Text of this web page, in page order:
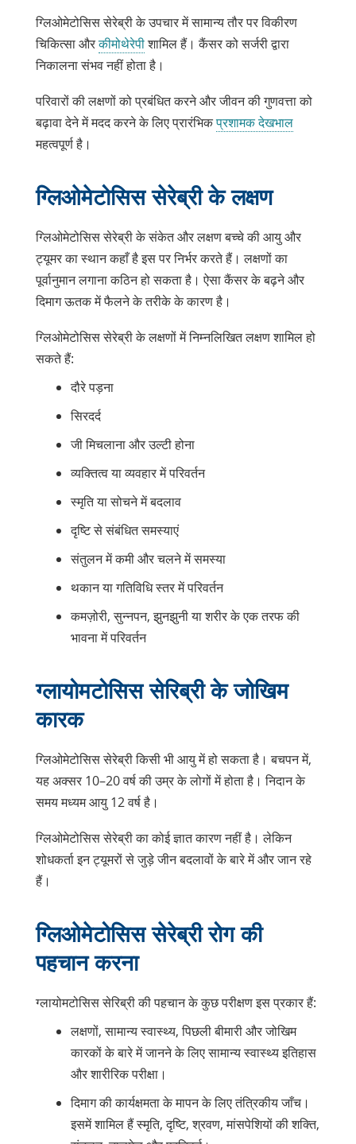
ग्लिओमेटोसिस सेरेब्री के उपचार में सामान्य तौर पर विकीरण
चिकित्सा औरकीमोथेरेपीशामिल हैं। कैंसर को सर्जरी द्वारा
निकालना संभव नहीं होता है।
परिवारों की लक्षणों को प्रबंधित करने और जीवन की गुणवत्ता को
बढ़ावा देने में मदद करने के लिए प्रारंभिकप्रशामक देखभाल
महत्वपूर्ण है।
ग्लिओमेटोसिस सेरेब्री के लक्षण
ग्लिओमेटोसिस सेरेब्री के संकेत और लक्षण बच्चे की आयु और
ट्यूमर का स्थान कहाँ है इस पर निर्भर करते हैं। लक्षणों का
पूर्वानुमान लगाना कठिन हो सकता है। ऐसा कैंसर के बढ़ने और
दिमाग ऊतक में फैलने के तरीके के कारण है।
ग्लिओमेटोसिस सेरेब्री के लक्षणों में निम्नलिखित लक्षण शामिल हो
सकते हैं:
दौरे पड़ना
सिरदर्द
जी मिचलाना और उल्टी होना
व्यक्तित्व या व्यवहार में परिवर्तन
स्मृति या सोचने में बदलाव
दृष्टि से संबंधित समस्याएं
संतुलन में कमी और चलने में समस्या
थकान या गतिविधि स्तर में परिवर्तन
कमज़ोरी, सुन्नपन, झुनझुनी या शरीर के एक तरफ की
भावना में परिवर्तन
ग्लायोमटोसिस सेरिब्री के जोखिम
कारक
ग्लिओमेटोसिस सेरेब्री किसी भी आयु में हो सकता है। बचपन में,
यह अक्सर 10–20 वर्ष की उम्र के लोगों में होता है। निदान के
समय मध्यम आयु 12 वर्ष है।
ग्लिओमेटोसिस सेरेब्री का कोई ज्ञात कारण नहीं है। लेकिन
शोधकर्ता इन ट्यूमरों से जुड़े जीन बदलावों के बारे में और जान रहे
हैं।
ग्लिओमेटोसिस सेरेब्री रोग की
पहचान करना
ग्लायोमटोसिस सेरिब्री की पहचान के कुछ परीक्षण इस प्रकार हैं:
लक्षणों, सामान्य स्वास्थ्य, पिछली बीमारी और जोखिम
कारकों के बारे में जानने के लिए सामान्य स्वास्थ्य इतिहास
और शारीरिक परीक्षा।
दिमाग की कार्यक्षमता के मापन के लिए तंत्रिकीय जाँच।
इसमें शामिल हैं स्मृति, दृष्टि, श्रवण, मांसपेशियों की शक्ति,